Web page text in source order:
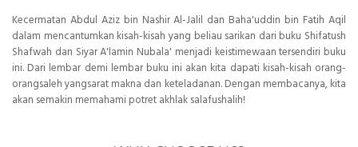
Kecermatan Abdul Aziz bin Nashir Al-Jalil dan Baha'uddin bin Fatih Aqil
dalam mencantumkan kisah-kisah yang beliau sarikan dari buku Shifatush
Shafwah dan Siyar A'lamin Nubala' menjadi keistimewaan tersendiri buku
ini. Dari lembar demi lembar buku ini akan kita dapati kisah-kisah orang-
orangsaleh yangsarat makna dan keteladanan. Dengan membacanya, kita
akan semakin memahami potret akhlak salafushalih!